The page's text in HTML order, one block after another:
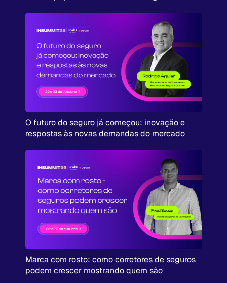
O futuro do seguro já começou: inovação e
respostas às novas demandas do mercado
Marca com rosto: como corretores de seguros
podem crescer mostrando quem são